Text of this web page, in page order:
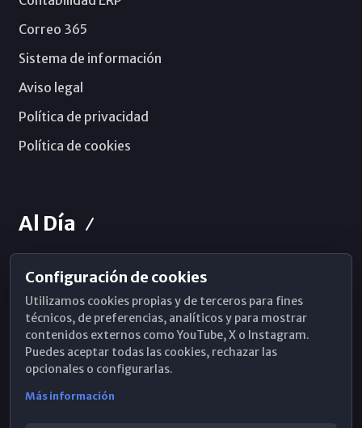
Correo 365
Sistema de información
Aviso legal
Política de privacidad
Política de cookies
Al Día
Horarios de Misa
Hemeroteca
WhatsApp
Configuración de cookies
Utilizamos cookies propias y de terceros para fines
técnicos, de preferencias, analíticos y para mostrar
contenidos externos como YouTube, X o Instagram.
Puedes aceptar todas las cookies, rechazar las
opcionales o configurarlas.
Más información